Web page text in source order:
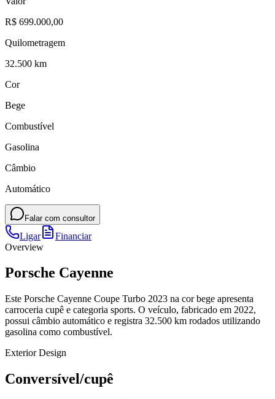
R$ 699.000,00
Quilometragem
32.500 km
Cor
Bege
Combustível
Gasolina
Câmbio
Automático
Falar com consultor
Ligar
Financiar
Overview
Porsche Cayenne
Este Porsche Cayenne Coupe Turbo 2023 na cor bege apresenta
carroceria cupê e categoria sports. O veículo, fabricado em 2022,
possui câmbio automático e registra 32.500 km rodados utilizando
gasolina como combustível.
Exterior Design
Conversível/cupê